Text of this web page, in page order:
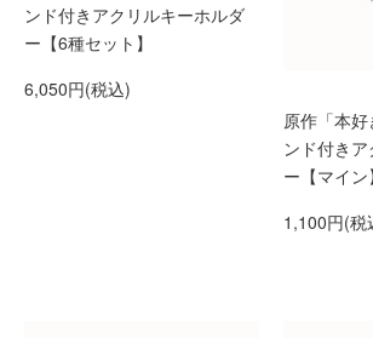
ンド付きアクリルキーホルダ
ー【6種セット】
6,050円(税込)
原作「本
ンド付き
ー【マイン
1,100円(税